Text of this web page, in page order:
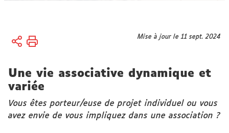
Vous
Accueil
Vie
associative
Annuaire,
Mise à jour le 11 sept. 2024
Une vie associative dynamique et
variée
Vous êtes porteur/euse de projet individuel ou vous
avez envie de vous impliquez dans une association ?